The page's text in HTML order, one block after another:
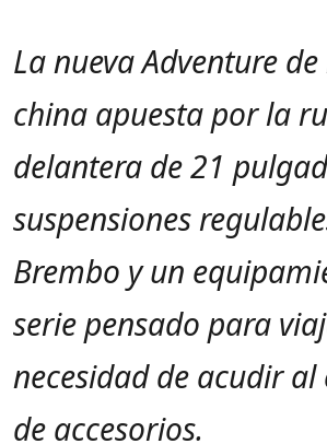
La nueva Adventure
china apuesta por la
delantera de 21
suspensiones
Brembo y un
serie pensado para
necesidad de acudir
de accesorios.